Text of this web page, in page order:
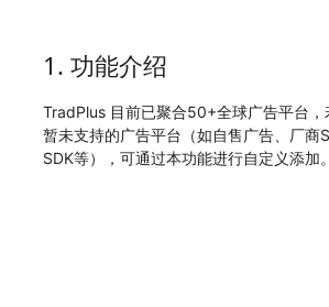
1. 功能介绍
TradPlus 目前已聚合50+全球广告平台，
暂未支持的广告平台（如自售广告、厂商
SDK等），可通过本功能进行自定义添加。